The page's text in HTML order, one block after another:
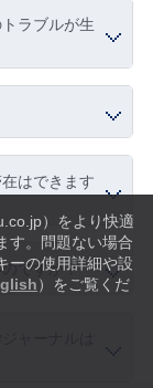
）をより快適
。
問題ない場合
ーの使用詳細や設
）をご覧くだ
ラブルが生
はできます
ですか？
ャーナルは